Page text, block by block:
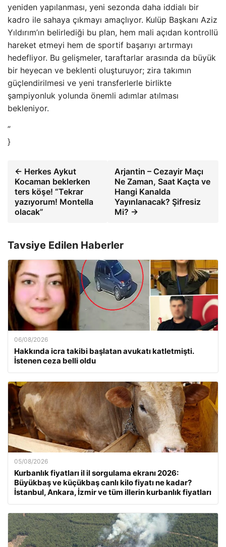
yeniden yapılanması, yeni sezonda daha iddialı bir
kadro ile sahaya çıkmayı amaçlıyor. Kulüp Başkanı Aziz
Yıldırım’ın belirlediği bu plan, hem mali açıdan kontrollü
hareket etmeyi hem de sportif başarıyı artırmayı
hedefliyor. Bu gelişmeler, taraftarlar arasında da büyük
bir heyecan ve beklenti oluşturuyor; zira takımın
güçlendirilmesi ve yeni transferlerle birlikte
şampiyonluk yolunda önemli adımlar atılması
bekleniyor.
”
}
← Herkes Aykut
Kocaman beklerken
ters köşe! “Tekrar
yazıyorum! Montella
olacak”
Arjantin – Cezayir Maçı
Ne Zaman, Saat Kaçta ve
Hangi Kanalda
Yayınlanacak? Şifresiz
Mi? →
Tavsiye Edilen Haberler
06/08/2026
Hakkında icra takibi başlatan avukatı katletmişti.
İstenen ceza belli oldu
05/08/2026
Kurbanlık fiyatları il il sorgulama ekranı 2026:
Büyükbaş ve küçükbaş canlı kilo fiyatı ne kadar?
İstanbul, Ankara, İzmir ve tüm illerin kurbanlık fiyatları